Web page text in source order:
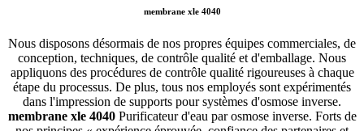
membrane xle 4040
Nous disposons désormais de nos propres équipes commerciales, de
conception, techniques, de contrôle qualité et d'emballage. Nous
appliquons des procédures de contrôle qualité rigoureuses à chaque
étape du processus. De plus, tous nos employés sont expérimentés
dans l'impression de supports pour systèmes d'osmose inverse.
membrane xle 4040Purificateur d'eau par osmose inverse. Forts de